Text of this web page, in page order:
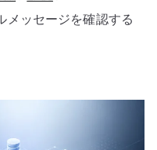
メッセージを確認する